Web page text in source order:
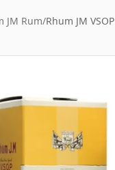
JM Rum/Rhum JM VSOP